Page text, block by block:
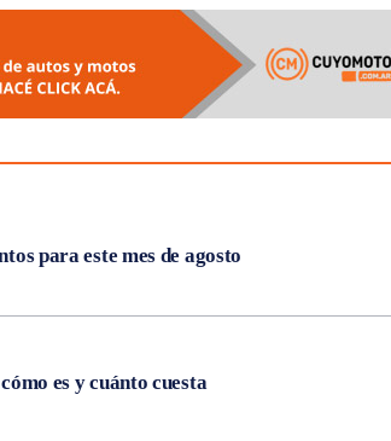
para este mes de agosto
es y cuánto cuesta